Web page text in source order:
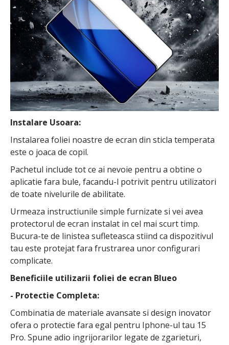
Instalare Usoara:
Instalarea foliei noastre de ecran din sticla temperata
este o joaca de copil.
Pachetul include tot ce ai nevoie pentru a obtine o
aplicatie fara bule, facandu-l potrivit pentru utilizatori
de toate nivelurile de abilitate.
Urmeaza instructiunile simple furnizate si vei avea
protectorul de ecran instalat in cel mai scurt timp.
Bucura-te de linistea sufleteasca stiind ca dispozitivul
tau este protejat fara frustrarea unor configurari
complicate.
Beneficiile utilizarii foliei de ecran Blueo
- Protectie Completa:
Combinatia de materiale avansate si design inovator
ofera o protectie fara egal pentru Iphone-ul tau 15
Pro. Spune adio ingrijorarilor legate de zgarieturi,